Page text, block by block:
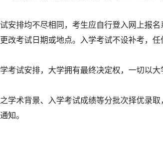
安排均不尽相同，考生应自行登入网上报名
改考试日期或地点。入学考试不设补考，任
试安排，大学拥有最终决定权，一切以大
术背景、入学考试成绩等分批次择优录取
知。